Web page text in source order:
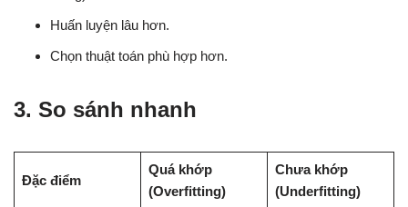
Huấn luyện lâu hơn.
Chọn thuật toán phù hợp hơn.
3. So sánh nhanh
Đặc điểm
Quá khớp
(Overfitting)
Chưa khớp
(Underfitting)